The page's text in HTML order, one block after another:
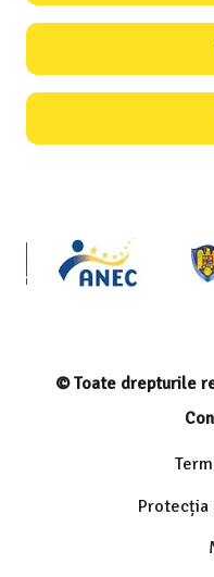
© Toate drepturile
Protecția